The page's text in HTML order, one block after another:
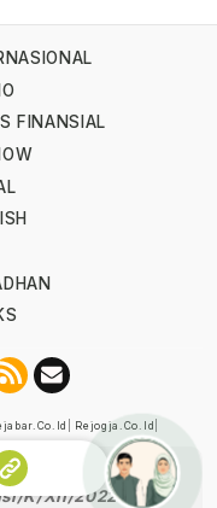
FINANSIAL
Rejogja.co.id
Pers
K/XII/2022